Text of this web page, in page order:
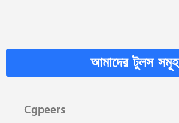
আমাদের টুলস সমূহ
Cgpeers